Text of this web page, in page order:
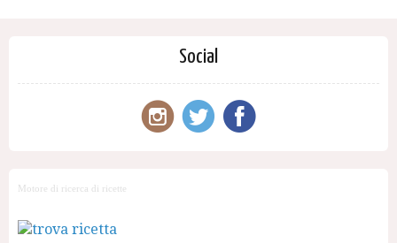
Social
Motore di ricerca di ricette